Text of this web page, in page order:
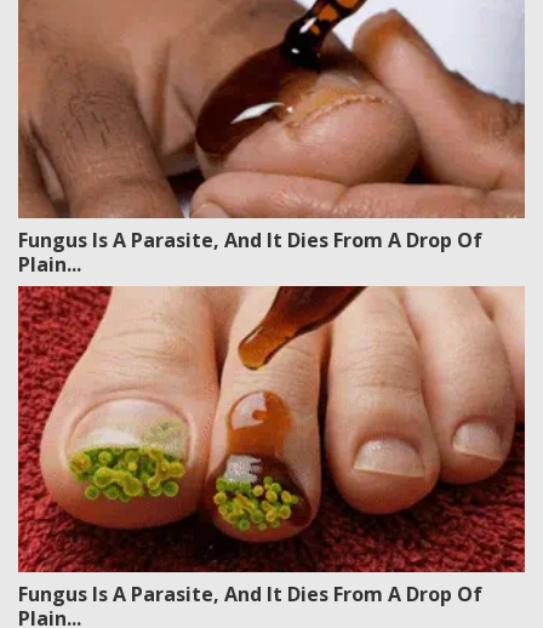
Fungus Is A Parasite, And It Dies From A Drop Of
Plain...
Fungus Is A Parasite, And It Dies From A Drop Of
Plain...